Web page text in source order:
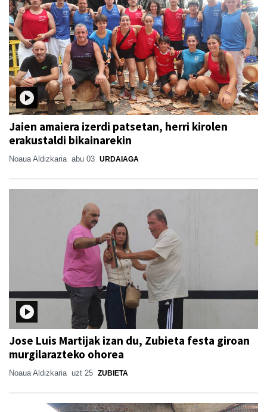
Jaien amaiera izerdi patsetan, herri kirolen
erakustaldi bikainarekin
Noaua Aldizkaria abu 03 URDAIAGA
Jose Luis Martijak izan du, Zubieta festa giroan
murgilarazteko ohorea
Noaua Aldizkaria uzt 25 ZUBIETA